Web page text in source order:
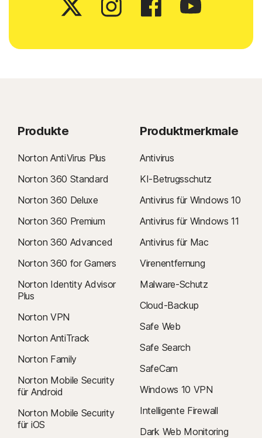
Produkte
Norton AntiVirus Plus
Norton 360 Standard
Norton 360 Deluxe
Norton 360 Premium
Norton 360 Advanced
Norton 360 for Gamers
Norton Identity Advisor
Plus
Norton VPN
Norton AntiTrack
Norton Family
Norton Mobile Security
für Android
Norton Mobile Security
für iOS
Produktmerkmale
Antivirus
KI-Betrugsschutz
Antivirus für Windows 10
Antivirus für Windows 11
Antivirus für Mac
Virenentfernung
Malware-Schutz
Cloud-Backup
Safe Web
Safe Search
SafeCam
Windows 10 VPN
Intelligente Firewall
Dark Web Monitoring